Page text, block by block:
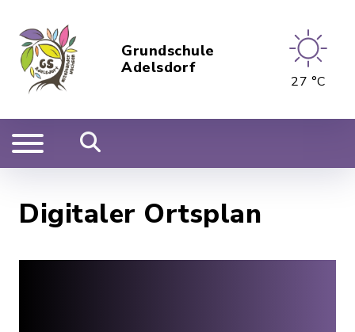
Grundschule
Adelsdorf
27 °C
Digitaler Ortsplan